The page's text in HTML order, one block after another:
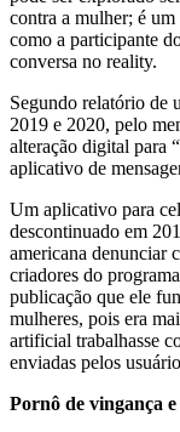
contra a mulher; é
como a participante
conversa no reality.
Segundo relatório de
2019 e 2020, pelo
alteração digital para
aplicativo de
Um aplicativo para
descontinuado em
americana denunciar
criadores do
publicação que ele
mulheres, pois era
artificial trabalhasse
enviadas pelos
Pornô de vingança